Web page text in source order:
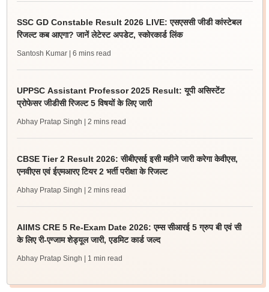
SSC GD Constable Result 2026 LIVE: एसएससी जीडी कांस्टेबल
रिजल्ट कब आएगा? जानें लेटेस्ट अपडेट, स्कोरकार्ड लिंक
Santosh Kumar | 6 mins read
UPPSC Assistant Professor 2025 Result: यूपी असिस्टेंट
प्रोफेसर जीडीसी रिजल्ट 5 विषयों के लिए जारी
Abhay Pratap Singh | 2 mins read
CBSE Tier 2 Result 2026: सीबीएसई इसी महीने जारी करेगा केवीएस,
एनवीएस एवं ईएमआरए टियर 2 भर्ती परीक्षा के रिजल्ट
Abhay Pratap Singh | 2 mins read
AIIMS CRE 5 Re-Exam Date 2026: एम्स सीआरई 5 ग्रुप बी एवं सी
के लिए री-एग्जाम शेड्यूल जारी, एडमिट कार्ड जल्द
Abhay Pratap Singh | 1 min read